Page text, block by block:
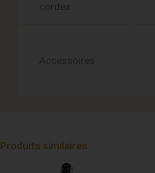
cordes
Accessoires
Produits similaires